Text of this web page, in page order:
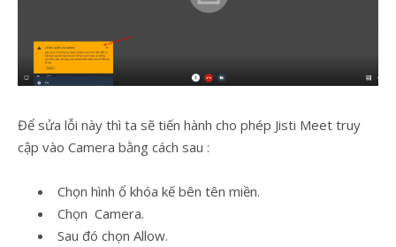
Để sửa lỗi này thì ta sẽ tiến hành cho phép Jisti Meet truy
cập vào Camera bằng cách sau :
Chọn hình ổ khóa kế bên tên miền.
Chọn Camera.
Sau đó chọn Allow.